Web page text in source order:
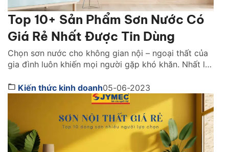
Top 10+ Sản Phẩm Sơn Nước Có
Giá Rẻ Nhất Được Tin Dùng
Chọn sơn nước cho không gian nội – ngoại thất của
gia đình luôn khiến mọi người gặp khó khăn. Nhất là
mục này. Bạn đã biết trên thị trường giá sơn nước
nào rẻ nhất mà vẫn đảm bảo chất lượng chưa? Tìm
Kiến thức kinh doanh05-06-2023